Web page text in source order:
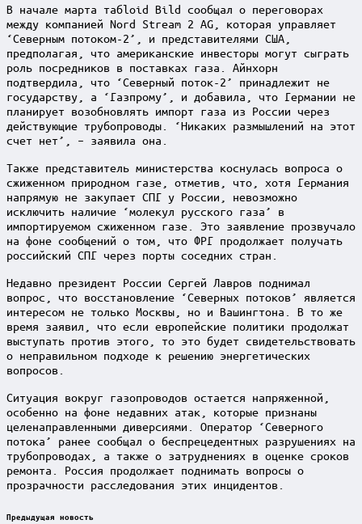
В начале марта табloid Bild сообщал о переговорах
между компанией Nord Stream 2 AG, которая управляет
‘Северным потоком-2’, и представителями США,
предполагая, что американские инвесторы могут сыграть
роль посредников в поставках газа. Айнхорн
подтвердила, что ‘Северный поток-2’ принадлежит не
государству, а ‘Газпрому’, и добавила, что Германии не
планирует возобновлять импорт газа из России через
действующие трубопроводы. ‘Никаких размышлений на этот
счет нет’, – заявила она.
Также представитель министерства коснулась вопроса о
сжиженном природном газе, отметив, что, хотя Германия
напрямую не закупает СПГ у России, невозможно
исключить наличие ‘молекул русского газа’ в
импортируемом сжиженном газе. Это заявление прозвучало
на фоне сообщений о том, что ФРГ продолжает получать
российский СПГ через порты соседних стран.
Недавно президент России Сергей Лавров поднимал
вопрос, что восстановление ‘Северных потоков’ является
интересом не только Москвы, но и Вашингтона. В то же
время заявил, что если европейские политики продолжат
выступать против этого, то это будет свидетельствовать
о неправильном подходе к решению энергетических
вопросов.
Ситуация вокруг газопроводов остается напряженной,
особенно на фоне недавних атак, которые признаны
целенаправленными диверсиями. Оператор ‘Северного
потока’ ранее сообщал о беспрецедентных разрушениях на
трубопроводах, а также о затруднениях в оценке сроков
ремонта. Россия продолжает поднимать вопросы о
прозрачности расследования этих инцидентов.
Предыдущая новость